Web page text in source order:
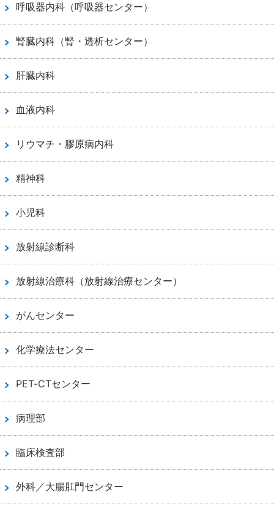
呼吸器内科（呼吸器センター）
腎臓内科（腎・透析センター）
肝臓内科
血液内科
リウマチ・膠原病内科
精神科
小児科
放射線診断科
放射線治療科（放射線治療センター）
がんセンター
化学療法センター
PET-CTセンター
病理部
臨床検査部
外科／大腸肛門センター